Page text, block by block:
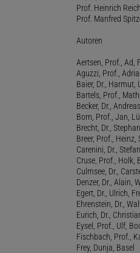
Prof. Heinrich
Prof. Manfred
Autoren
Aertsen, Prof., Ad,
Aguzzi, Prof.,
Baier, Dr., Harmut,
Bartels, Prof.,
Becker, Dr.,
Born, Prof., Jan,
Brecht, Dr.,
Breer, Prof.,
Carenini, Dr.,
Cruse, Prof., Holk,
Culmsee, Dr.,
Denzer, Dr., Alain,
Egert, Dr., Ulrich,
Ehrenstein, Dr.,
Eurich, Dr.,
Eysel, Prof., Ulf,
Fischbach, Prof.,
Frey, Dunja, Basel